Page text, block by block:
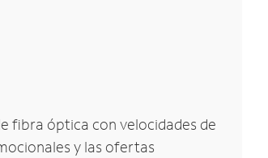
fibra óptica con velocidades de
y las ofertas